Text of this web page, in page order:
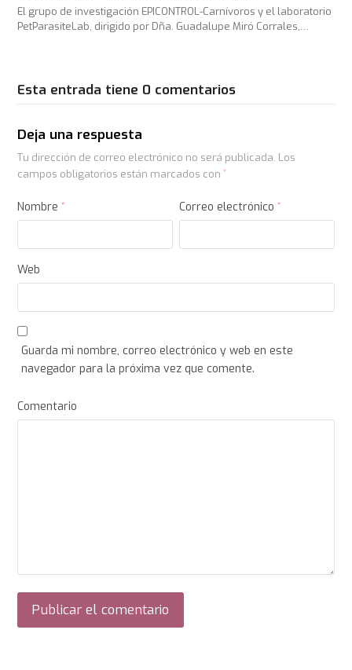
El grupo de investigación EPICONTROL-Carnívoros y el laboratorio
PetParasiteLab, dirigido por Dña. Guadalupe Miró Corrales,…
Esta entrada tiene 0 comentarios
Deja una respuesta
Tu dirección de correo electrónico no será publicada. Los
campos obligatorios están marcados con*
Nombre* Correo electrónico*
Web
Guarda mi nombre, correo electrónico y web en este
navegador para la próxima vez que comente.
Comentario